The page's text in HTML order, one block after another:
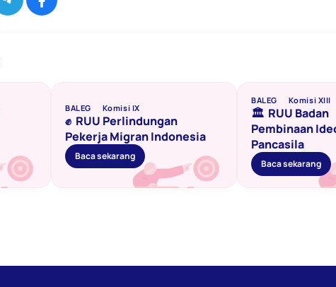
BALEG Komisi IX
✊  RUU Perlindungan
Pekerja Migran Indonesia
Baca sekarang
BALEG Komisi XIII
🏛️  RUU Badan
Pembinaan
Pancasila
Baca sekarang